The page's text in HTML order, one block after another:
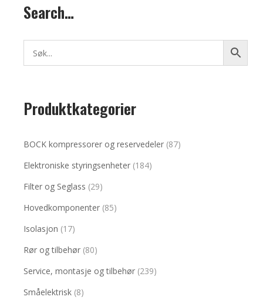
Search…
Produktkategorier
BOCK kompressorer og reservedeler (87)
Elektroniske styringsenheter (184)
Filter og Seglass (29)
Hovedkomponenter (85)
Isolasjon (17)
Rør og tilbehør (80)
Service, montasje og tilbehør (239)
Småelektrisk (8)